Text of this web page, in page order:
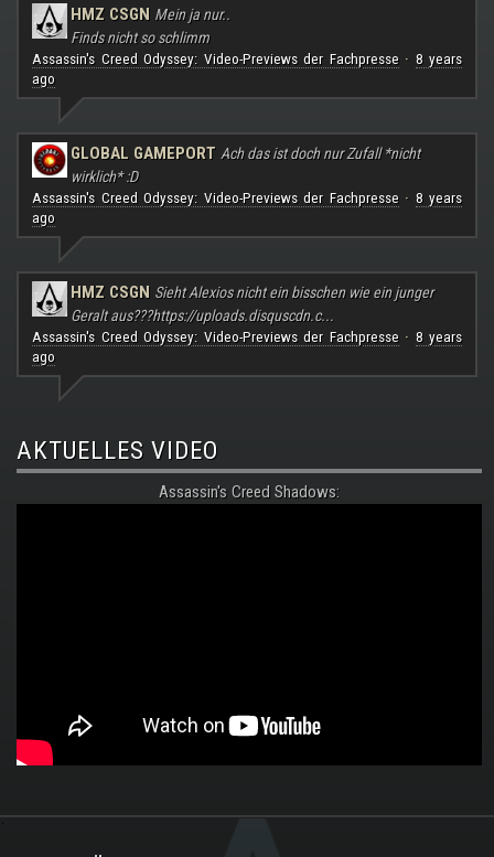
HMZ CSGN Mein ja nur..
Finds nicht so schlimm
Assassin's Creed Odyssey: Video-Previews der Fachpresse· 8 years
ago
GLOBAL GAMEPORT Ach das ist doch nur Zufall *nicht
wirklich* :D
Assassin's Creed Odyssey: Video-Previews der Fachpresse· 8 years
ago
HMZ CSGN Sieht Alexios nicht ein bisschen wie ein junger
Geralt aus???https://uploads.disquscdn.c...
Assassin's Creed Odyssey: Video-Previews der Fachpresse· 8 years
ago
AKTUELLES VIDEO
Assassin's Creed Shadows:
.